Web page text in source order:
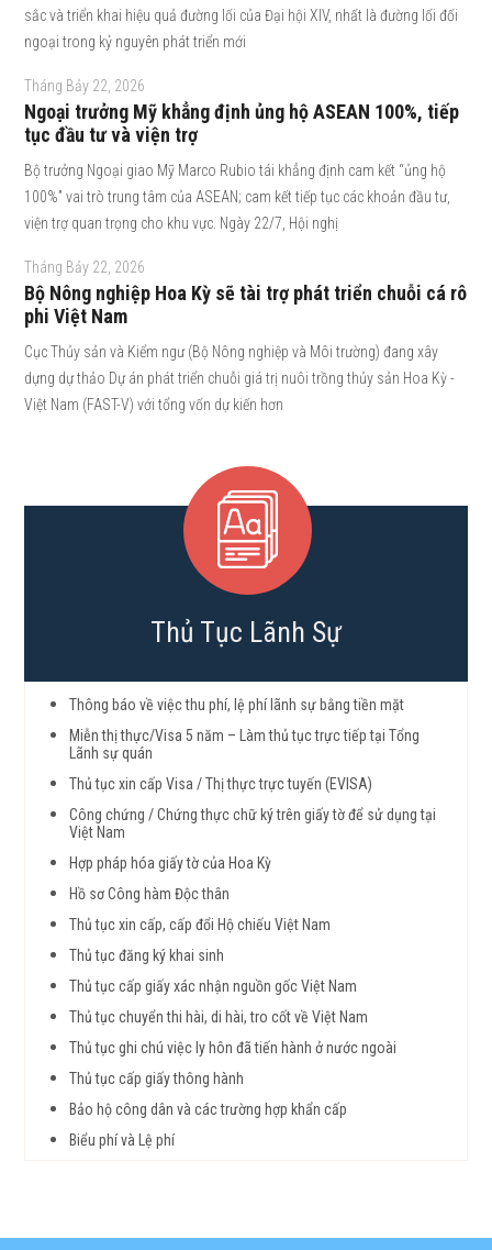
sắc và triển khai hiệu quả đường lối của Đại hội XIV, nhất là đường lối đối
ngoại trong kỷ nguyên phát triển mới
Tháng Bảy 22, 2026
Ngoại trưởng Mỹ khẳng định ủng hộ ASEAN 100%, tiếp
tục đầu tư và viện trợ
Bộ trưởng Ngoại giao Mỹ Marco Rubio tái khẳng định cam kết “ủng hộ
100%” vai trò trung tâm của ASEAN; cam kết tiếp tục các khoản đầu tư,
viện trợ quan trọng cho khu vực. Ngày 22/7, Hội nghị
Tháng Bảy 22, 2026
Bộ Nông nghiệp Hoa Kỳ sẽ tài trợ phát triển chuỗi cá rô
phi Việt Nam
Cục Thủy sản và Kiểm ngư (Bộ Nông nghiệp và Môi trường) đang xây
dựng dự thảo Dự án phát triển chuỗi giá trị nuôi trồng thủy sản Hoa Kỳ -
Việt Nam (FAST-V) với tổng vốn dự kiến hơn
Thủ Tục Lãnh Sự
Thông báo về việc thu phí, lệ phí lãnh sự bằng tiền mặt
Miễn thị thực/Visa 5 năm – Làm thủ tục trực tiếp tại Tổng
Lãnh sự quán
Thủ tục xin cấp Visa / Thị thực trực tuyến (EVISA)
Công chứng / Chứng thực chữ ký trên giấy tờ để sử dụng tại
Việt Nam
Hợp pháp hóa giấy tờ của Hoa Kỳ
Hồ sơ Công hàm Độc thân
Thủ tục xin cấp, cấp đổi Hộ chiếu Việt Nam
Thủ tục đăng ký khai sinh
Thủ tục cấp giấy xác nhận nguồn gốc Việt Nam
Thủ tục chuyển thi hài, di hài, tro cốt về Việt Nam
Thủ tục ghi chú việc ly hôn đã tiến hành ở nước ngoài
Thủ tục cấp giấy thông hành
Bảo hộ công dân và các trường hợp khẩn cấp
Biểu phí và Lệ phí